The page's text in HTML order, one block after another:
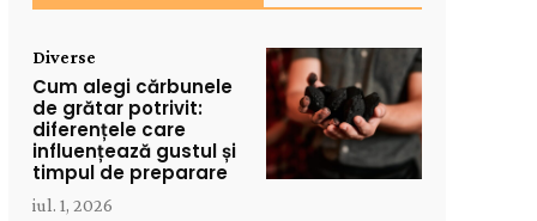
Diverse
Cum alegi cărbunele
de grătar potrivit:
diferențele care
influențează gustul și
timpul de preparare
iul. 1, 2026